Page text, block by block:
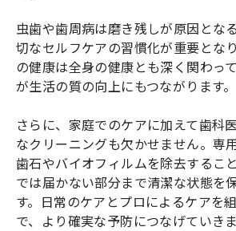
虫歯や歯周病は磨き残しが原因とな
切なセルフケアの習慣化が重要とな
の健康は全身の健康とも深く関わっ
が生活の質の向上にもつながります。
さらに、家庭でのケアに加えて歯科
なクリーニングも欠かせません。専
歯石やバイオフィルムを除去するこ
では届かない部分まで清潔な状態を
す。日常のケアとプロによるケアを
で、より確実な予防につなげていきま